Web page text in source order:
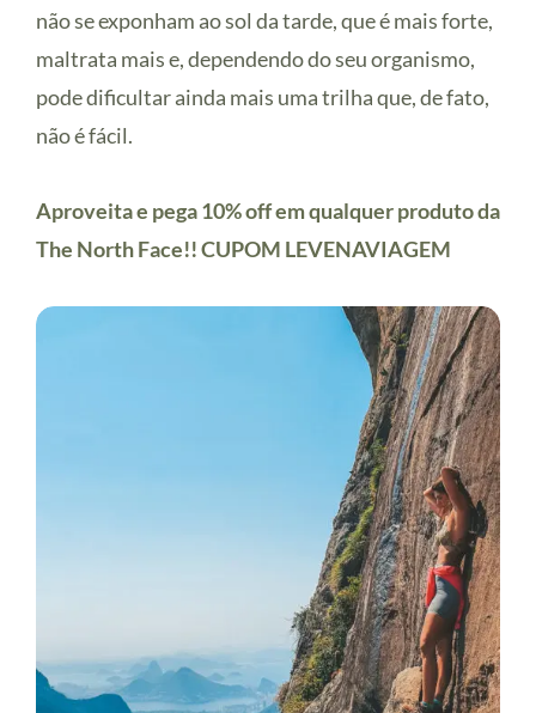
não se exponham ao sol da tarde, que é mais forte,
maltrata mais e, dependendo do seu organismo,
pode dificultar ainda mais uma trilha que, de fato,
não é fácil.
Aproveita e pega 10% off em qualquer produto da
The North Face!! CUPOM LEVENAVIAGEM